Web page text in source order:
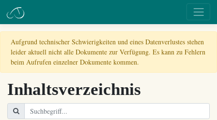
Aufgrund technischer Schwierigkeiten und eines Datenverlustes stehen
leider aktuell nicht alle Dokumente zur Verfügung. Es kann zu Fehlern
beim Aufrufen einzelner Dokumente kommen.
Inhaltsverzeichnis